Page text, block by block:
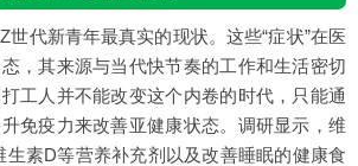
世代新青年最真实的现状。这些“症状”在医
，其来源与当代快节奏的工作和生活密切
工人并不能改变这个内卷的时代，只能通
免疫力来改善亚健康状态。调研显示，维
生素D等营养补充剂以及改善睡眠的健康食